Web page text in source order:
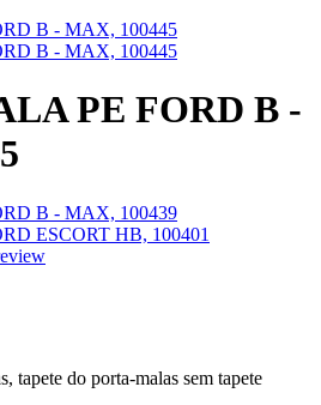
PE FORD B -
tapete do porta-malas sem tapete